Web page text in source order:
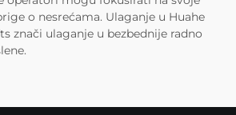
o nesrećama. Ulaganje u Huahe
znači ulaganje u bezbednije radno